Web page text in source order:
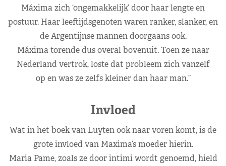
Máxima zich ‘ongemakkelijk’ door haar lengte en
postuur. Haar leeftijdsgenoten waren ranker, slanker, en
de Argentijnse mannen doorgaans ook.
Máxima torende dus overal bovenuit. Toen ze naar
Nederland vertrok, loste dat probleem zich vanzelf
op en was ze zelfs kleiner dan haar man.”
Invloed
Wat in het boek van Luyten ook naar voren komt, is de
grote invloed van Maxima’s moeder hierin.
Maria Pame, zoals ze door intimi wordt genoemd, hield